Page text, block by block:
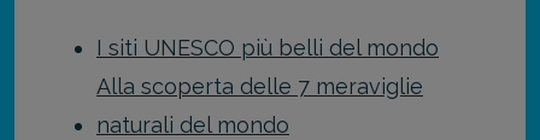
I siti UNESCO più belli del mondo
Alla scoperta delle 7 meraviglie
naturali del mondo